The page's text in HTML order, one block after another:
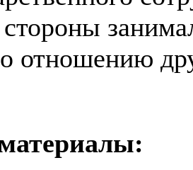
стороны
отношению